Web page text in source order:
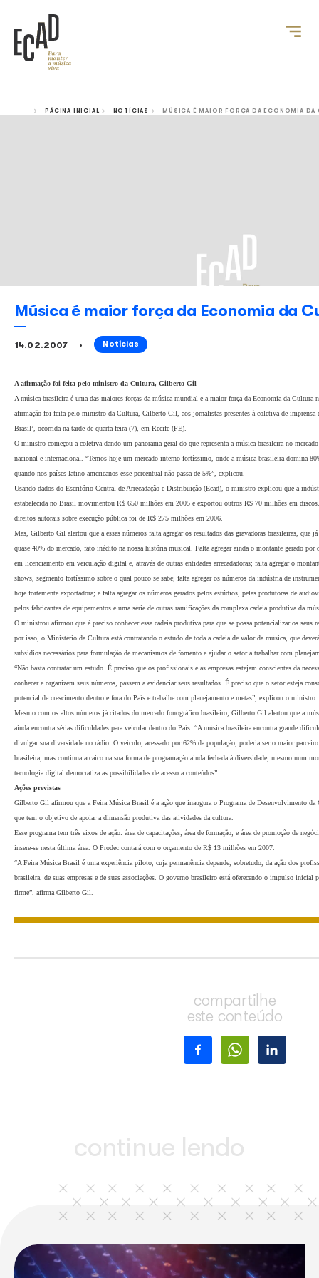
Música é maior força da
14.02.2007 Notícias
A afirmação foi feita pelo ministro da Cultura, Gilberto Gil
A música brasileira é uma das maiores forças da música mundial e a maior força
afirmação foi feita pelo ministro da Cultura, Gilberto Gil, aos jornalistas presentes
Brasil’, ocorrida na tarde de quarta-feira (7), em Recife (PE).
O ministro começou a coletiva dando um panorama geral do que representa a
nacional e internacional. “Temos hoje um mercado interno fortíssimo, onde a
quando nos países latino-americanos esse percentual não passa de 5%”, explicou.
Usando dados do Escritório Central de Arrecadação e Distribuição (Ecad), o
estabelecida no Brasil movimentou R$ 650 milhões em 2005 e exportou outros R$
direitos autorais sobre execução pública foi de R$ 275 milhões em 2006.
Mas, Gilberto Gil alertou que a esses números falta agregar os resultados das
quase 40% do mercado, fato inédito na nossa história musical. Falta agregar ainda
em licenciamento em veiculação digital e, através de outras entidades
shows, segmento fortíssimo sobre o qual pouco se sabe; falta agregar os números
hoje fortemente exportadora; e falta agregar os números gerados pelos estúdios,
pelos fabricantes de equipamentos e uma série de outras ramificações da complexa
O ministrou afirmou que é preciso conhecer essa cadeia produtiva para que se
por isso, o Ministério da Cultura está contratando o estudo de toda a cadeia de
subsídios necessários para formulação de mecanismos de fomento e ajudar o setor
“Não basta contratar um estudo. É preciso que os profissionais e as empresas
conhecer e organizem seus números, passem a evidenciar seus resultados. É
potencial de crescimento dentro e fora do País e trabalhe com planejamento e
Mesmo com os altos números já citados do mercado fonográfico brasileiro,
Gilberto Gil afirmou que a Feira Música Brasil é a ação que inaugura o Programa
que tem o objetivo de apoiar a dimensão produtiva das atividades da cultura.
Esse programa tem três eixos de ação: área de capacitações; área de formação; e
insere-se nesta última área. O Prodec contará com o orçamento de R$ 13 milhões
este